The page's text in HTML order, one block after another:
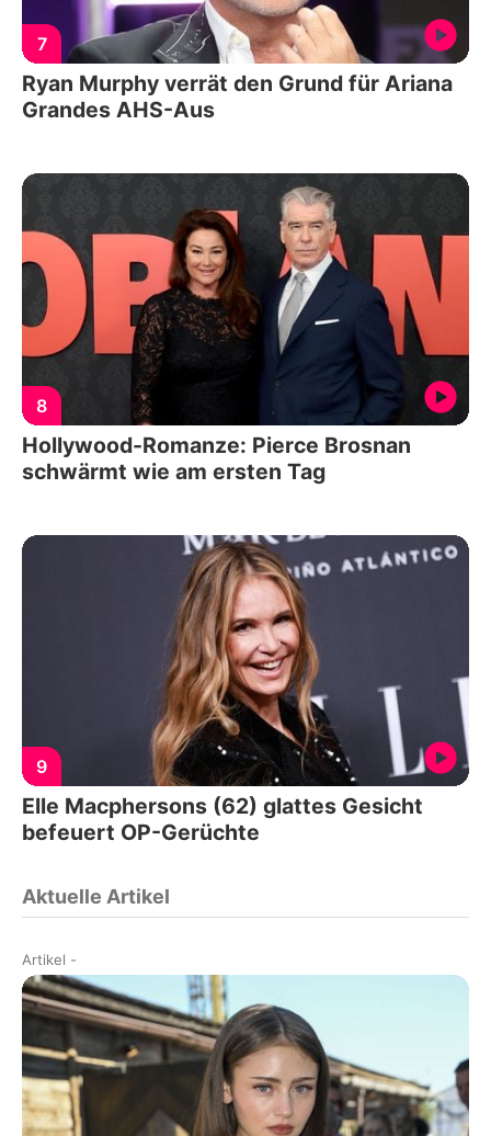
7
Ryan Murphy verrät den Grund für Ariana
Grandes AHS-Aus
8
Hollywood-Romanze: Pierce Brosnan
schwärmt wie am ersten Tag
9
Elle Macphersons (62) glattes Gesicht
befeuert OP-Gerüchte
Aktuelle Artikel
Artikel -